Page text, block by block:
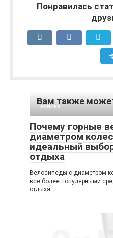
Понравилась
Вам также
Техника
Почему горные
диаметром
идеальный
отдыха
Велосипеды с диаметром
все более популярными
отдыха